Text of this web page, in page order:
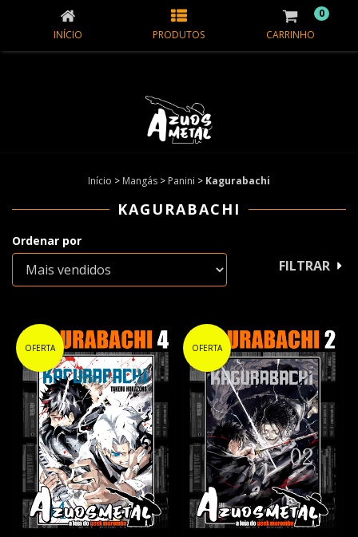
INÍCIO PRODUTOS CARRINHO
0
Início > Mangás > Panini > Kagurabachi
KAGURABACHI
Ordenar por
FILTRAR
OFERTA OFERTA